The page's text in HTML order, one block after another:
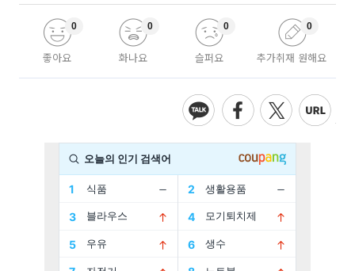
좋아요
0
화나요
0
슬퍼요
0
추가취재 원해요
0